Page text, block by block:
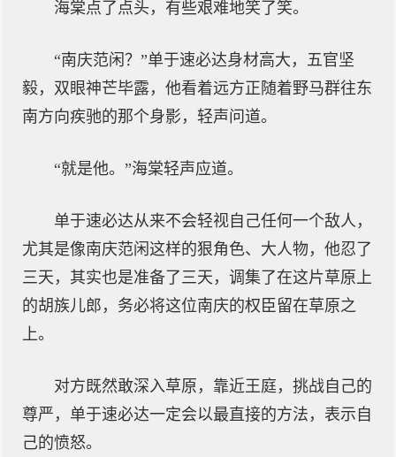
海棠点了点头，有些艰难地笑了笑。
“南庆范闲？”单于速必达身材高大，五官坚
毅，双眼神芒毕露，他看着远方正随着野马群往东
南方向疾驰的那个身影，轻声问道。
“就是他。”海棠轻声应道。
单于速必达从来不会轻视自己任何一个敌人，
尤其是像南庆范闲这样的狠角色、大人物，他忍了
三天，其实也是准备了三天，调集了在这片草原上
的胡族儿郎，务必将这位南庆的权臣留在草原之
上。
对方既然敢深入草原，靠近王庭，挑战自己的
尊严，单于速必达一定会以最直接的方法，表示自
己的愤怒。